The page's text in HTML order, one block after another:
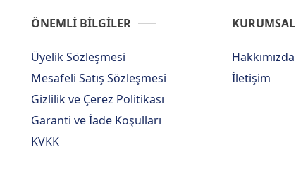
ÖNEMLİ BİLGİLER
Üyelik Sözleşmesi
Mesafeli Satış Sözleşmesi
Gizlilik ve Çerez Politikası
Garanti ve İade Koşulları
KVKK
KURUMSAL
Hakkımızda
İletişim